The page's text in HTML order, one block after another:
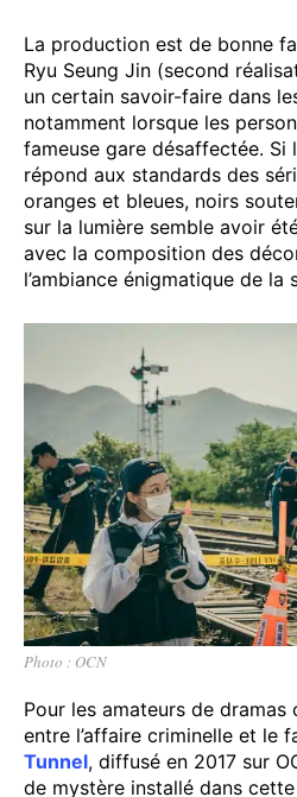
La production est de bonne
Ryu Seung Jin (second
un certain savoir-faire dans
notamment lorsque les
fameuse gare désaffectée. Si
répond aux standards des
oranges et bleues, noirs
sur la lumière semble avoir
avec la composition des
l’ambiance énigmatique de la
Photo : OCN
Pour les amateurs de dramas
entre l’affaire criminelle et le
Tunnel, diffusé en 2017 sur
de mystère installé dans